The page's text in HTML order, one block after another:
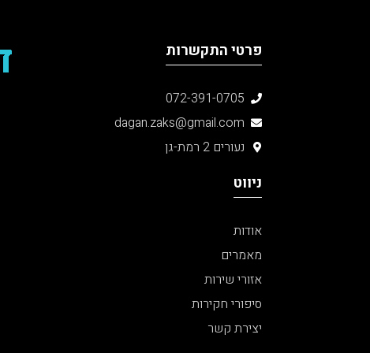
פרטי התקשרות
072-391-0705
dagan.zaks@gmail.com
נעורים 2 רמת-גן
ניווט
אודות
מאמרים
אזורי שירות
סיפורי חקירות
יצירת קשר